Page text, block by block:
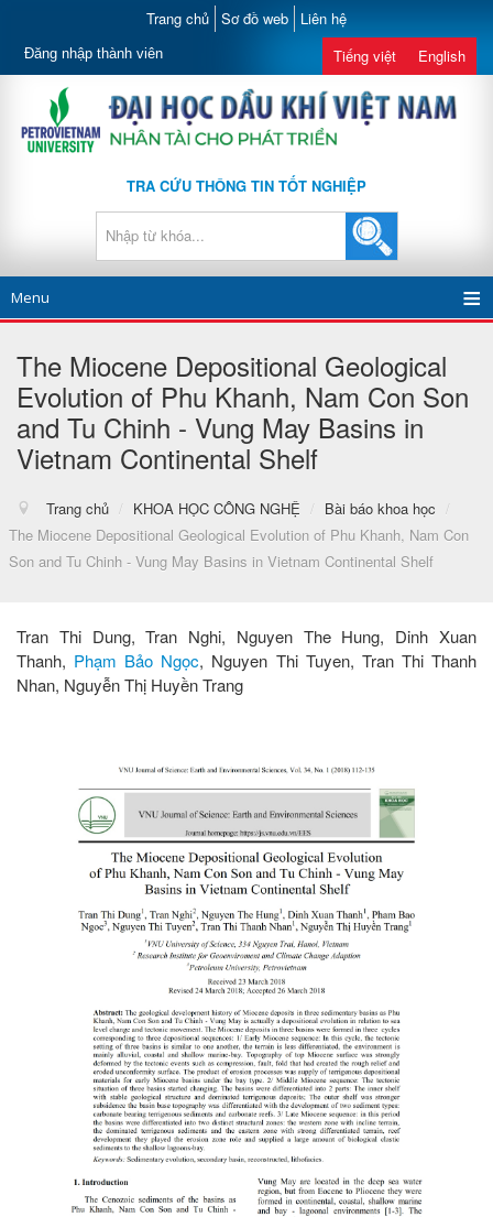
Trang chủ Sơ đồ web Liên hệ
Đăng nhập thành viên Tiếng việt English
TRA CỨU THÔNG TIN TỐT NGHIỆP
Menu
The Miocene Depositional Geological
Evolution of Phu Khanh, Nam Con Son
and Tu Chinh - Vung May Basins in
Vietnam Continental Shelf
Trang chủ / KHOA HỌC CÔNG NGHỆ / Bài báo khoa học
/
The Miocene Depositional Geological Evolution of Phu Khanh, Nam Con
Son and Tu Chinh - Vung May Basins in Vietnam Continental Shelf
Tran Thi Dung, Tran Nghi, Nguyen The Hung, Dinh Xuan
Thanh, Phạm Bảo Ngọc, Nguyen Thi Tuyen, Tran Thi Thanh
Nhan, Nguyễn Thị Huyền Trang